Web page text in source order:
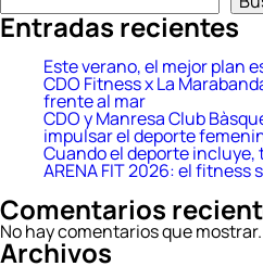
Entradas recientes
Este verano, el mejor plan
CDO Fitness x La
frente al mar
CDO y Manresa Club
impulsar el deporte
Cuando el deporte incluye,
ARENA FIT 2026: el fitness
Comentarios
No hay comentarios que mostrar.
Archivos